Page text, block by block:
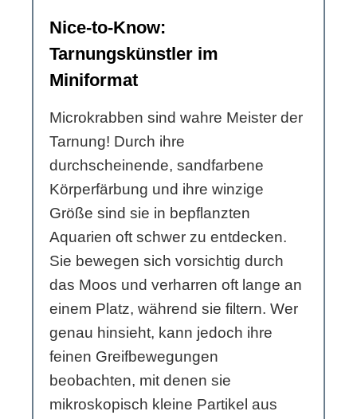
Nice-to-Know:
Tarnungskünstler im
Miniformat
Microkrabben sind wahre Meister der
Tarnung! Durch ihre
durchscheinende, sandfarbene
Körperfärbung und ihre winzige
Größe sind sie in bepflanzten
Aquarien oft schwer zu entdecken.
Sie bewegen sich vorsichtig durch
das Moos und verharren oft lange an
einem Platz, während sie filtern. Wer
genau hinsieht, kann jedoch ihre
feinen Greifbewegungen
beobachten, mit denen sie
mikroskopisch kleine Partikel aus